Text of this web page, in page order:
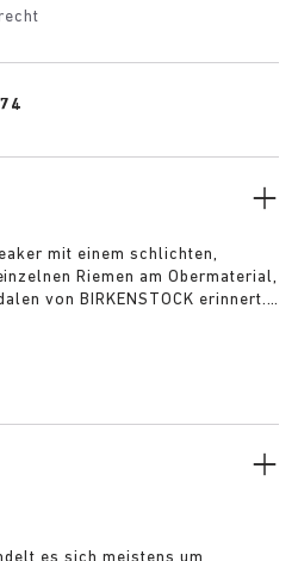
mit einem schlichten,
Riemen am Obermaterial,
von BIRKENSTOCK erinnert.
Hauch von elegantem